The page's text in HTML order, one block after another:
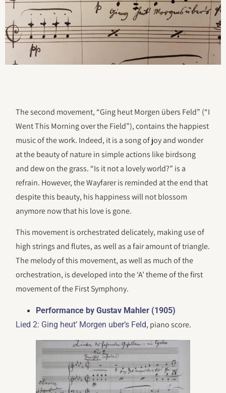
The second movement, “Ging heut Morgen übers Feld” (“I
Went This Morning over the Field”), contains the happiest
music of the work. Indeed, it is a song of joy and wonder
at the beauty of nature in simple actions like birdsong
and dew on the grass. “Is it not a lovely world?” is a
refrain. However, the Wayfarer is reminded at the end that
despite this beauty, his happiness will not blossom
anymore now that his love is gone.
This movement is orchestrated delicately, making use of
high strings and flutes, as well as a fair amount of triangle.
The melody of this movement, as well as much of the
orchestration, is developed into the ‘A’ theme of the first
movement of the First Symphony.
Performance by Gustav Mahler (1905)
Lied 2: Ging heut’ Morgen uber’s Feld, piano score.